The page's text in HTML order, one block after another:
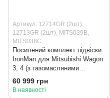
Артикул: 12714GR (2шт),
12713GR (2шт), MITS039B,
MITS038C
Посилений комплект підвіски
IronMan для Mitsubishi Wagon
3, 4 (з газомасляними
амортизаторами)
60 999 грн
В наявності